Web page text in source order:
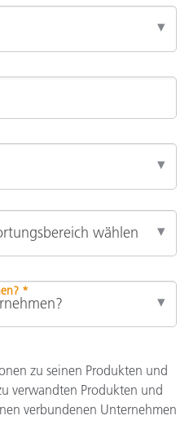
*
zu seinen Produkten und
verwandten Produkten und
verbundenen Unternehmen